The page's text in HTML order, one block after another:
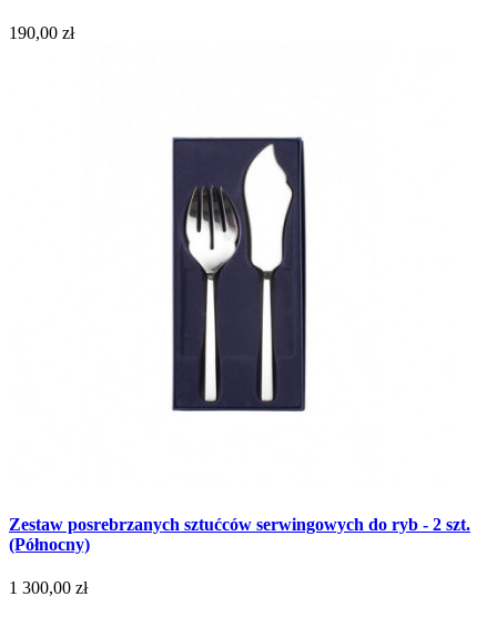
190,00 zł
Zestaw posrebrzanych sztućców serwingowych do ryb - 2 szt.
(Północny)
1 300,00 zł